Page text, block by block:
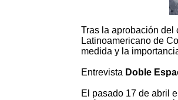
Tras la aprobación del
Latinoamericano de
medida y la
Entrevista Doble
El pasado 17 de abril